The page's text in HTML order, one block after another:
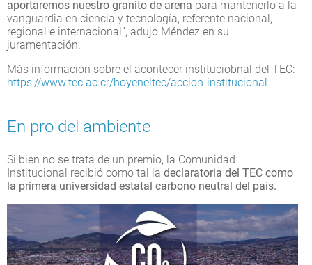
aportaremos nuestro granito de arena para mantenerlo a la
vanguardia en ciencia y tecnología, referente nacional,
regional e internacional”, adujo Méndez en su
juramentación.
Más información sobre el acontecer instituciobnal del TEC:
https://www.tec.ac.cr/hoyeneltec/accion-institucional
En pro del ambiente
Si bien no se trata de un premio, la Comunidad
Institucional recibió como tal la declaratoria del TEC como
la primera universidad estatal carbono neutral del país.